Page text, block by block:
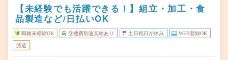
【未経験でも活躍できる！】組立・加工・食
品製造など/日払いOK
職種未経験OK 交通費別途支給あり 土日祝日が休み WEB登録OK
派遣